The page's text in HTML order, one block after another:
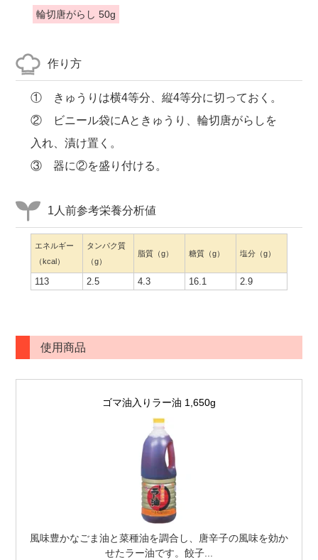
輪切唐がらし 50g
作り方
① きゅうりは横4等分、縦4等分に切っておく。
② ビニール袋にAときゅうり、輪切唐がらしを
入れ、漬け置く。
③ 器に②を盛り付ける。
1人前参考栄養分析値
エネルギー
（kcal）
タンパク質
（g）
脂質（g） 糖質（g） 塩分（g）
113 2.5 4.3 16.1 2.9
使用商品
ゴマ油入りラー油 1,650g
風味豊かなごま油と菜種油を調合し、唐辛子の風味を効か
せたラー油です。餃子...